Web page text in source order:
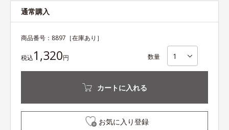
通常購入
商品番号： 8897 ［在庫あり］
税込1,320円 数量
カートに入れる
お気に入り登録